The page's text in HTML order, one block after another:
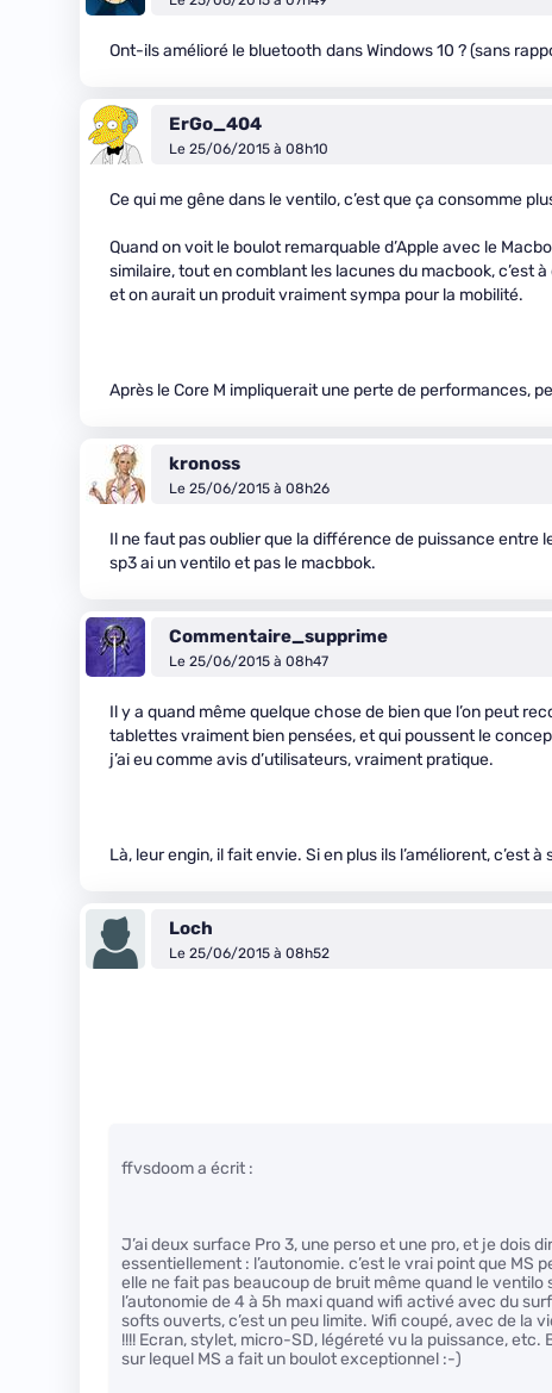
Ont-ils amélioré le bluetooth dans Windows 10 ? (sans
ErGo_404
Le 25/06/2015 à 08h10
Ce qui me gêne dans le ventilo, c’est que ça consomme
Quand on voit le boulot remarquable d’Apple avec le
similaire, tout en comblant les lacunes du macbook, c’est
et on aurait un produit vraiment sympa pour la mobilité.
Après le Core M impliquerait une perte de performances,
kronoss
Le 25/06/2015 à 08h26
Il ne faut pas oublier que la différence de puissance entre
sp3 ai un ventilo et pas le macbbok.
Commentaire_supprime
Le 25/06/2015 à 08h47
Il y a quand même quelque chose de bien que l’on peut
tablettes vraiment bien pensées, et qui poussent le
j’ai eu comme avis d’utilisateurs, vraiment pratique.
Là, leur engin, il fait envie. Si en plus ils l’améliorent, c’est à
Loch
Le 25/06/2015 à 08h52
ffvsdoom a écrit :
J’ai deux surface Pro 3, une perso et une pro, et je dois
essentiellement : l’autonomie. c’est le vrai point que
elle ne fait pas beaucoup de bruit même quand le
l’autonomie de 4 à 5h maxi quand wifi activé avec du
softs ouverts, c’est un peu limite. Wifi coupé, avec de la
!!!! Ecran, stylet, micro-SD, légéreté vu la puissance, etc.
sur lequel MS a fait un boulot exceptionnel :-)